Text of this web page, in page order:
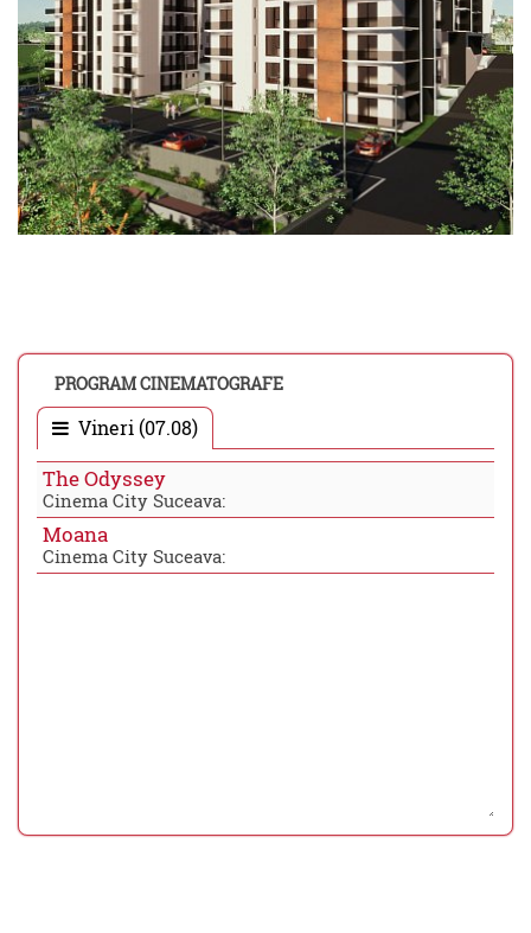
PROGRAM CINEMATOGRAFE
Vineri (07.08)
The Odyssey
Cinema City Suceava:
Moana
Cinema City Suceava: